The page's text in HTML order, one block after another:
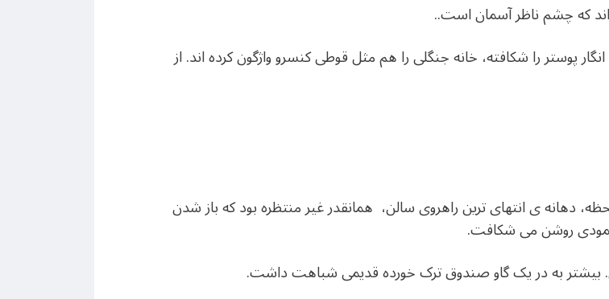
که چشم ناظر آسمان است..
پوستر را شکافته، خانه جنگلی را هم مثل قوطی کنسرو واژگون کرده اند. از
دهانه ی انتهای ترین راهروی سالن، همانقدر غیر منتظره بود که باز شدن
عمودی روشن می شکافت.
به در یک گاو صندوق ترک خورده قدیمی شباهت داشت.